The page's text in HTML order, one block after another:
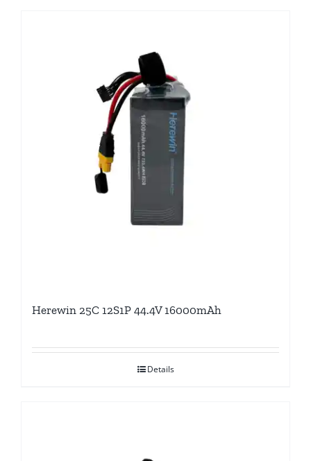
Herewin 25C 12S1P 44.4V 16000mAh
Details